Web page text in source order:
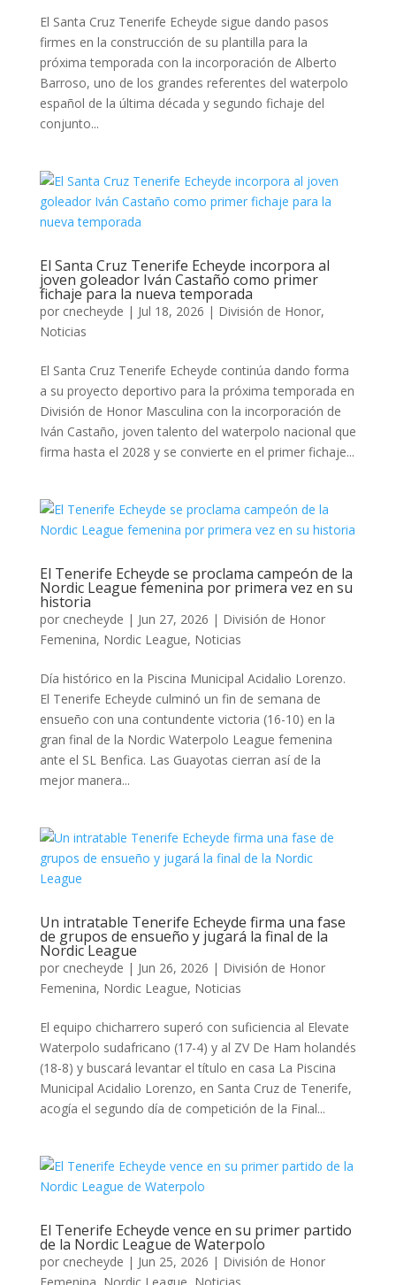
El Santa Cruz Tenerife Echeyde sigue dando pasos
firmes en la construcción de su plantilla para la
próxima temporada con la incorporación de Alberto
Barroso, uno de los grandes referentes del waterpolo
español de la última década y segundo fichaje del
conjunto...
El Santa Cruz Tenerife Echeyde incorpora al
joven goleador Iván Castaño como primer
fichaje para la nueva temporada
por cnecheyde | Jul 18, 2026 | División de Honor,
Noticias
El Santa Cruz Tenerife Echeyde continúa dando forma
a su proyecto deportivo para la próxima temporada en
División de Honor Masculina con la incorporación de
Iván Castaño, joven talento del waterpolo nacional que
firma hasta el 2028 y se convierte en el primer fichaje...
El Tenerife Echeyde se proclama campeón de la
Nordic League femenina por primera vez en su
historia
por cnecheyde | Jun 27, 2026 | División de Honor
Femenina, Nordic League, Noticias
Día histórico en la Piscina Municipal Acidalio Lorenzo.
El Tenerife Echeyde culminó un fin de semana de
ensueño con una contundente victoria (16-10) en la
gran final de la Nordic Waterpolo League femenina
ante el SL Benfica. Las Guayotas cierran así de la
mejor manera...
Un intratable Tenerife Echeyde firma una fase
de grupos de ensueño y jugará la final de la
Nordic League
por cnecheyde | Jun 26, 2026 | División de Honor
Femenina, Nordic League, Noticias
El equipo chicharrero superó con suficiencia al Elevate
Waterpolo sudafricano (17-4) y al ZV De Ham holandés
(18-8) y buscará levantar el título en casa La Piscina
Municipal Acidalio Lorenzo, en Santa Cruz de Tenerife,
acogía el segundo día de competición de la Final...
El Tenerife Echeyde vence en su primer partido
de la Nordic League de Waterpolo
por cnecheyde | Jun 25, 2026 | División de Honor